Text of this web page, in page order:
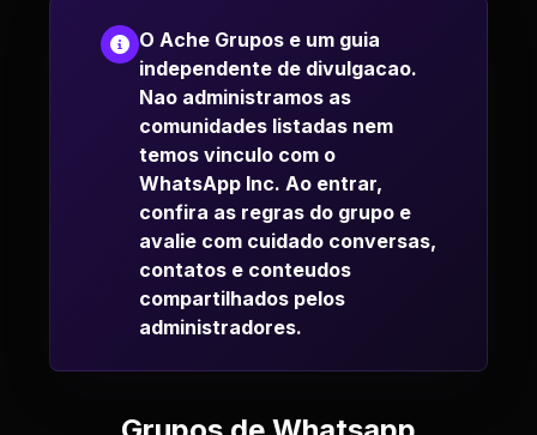
O Ache Grupos e um guia
independente de divulgacao.
Nao administramos as
comunidades listadas nem
temos vinculo com o
WhatsApp Inc. Ao entrar,
confira as regras do grupo e
avalie com cuidado conversas,
contatos e conteudos
compartilhados pelos
administradores.